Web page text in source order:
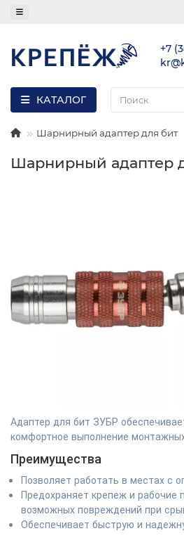
+7
КАТАЛОГ
Шарнирный адаптер для бит
Шарнирный адаптер
Адаптер для бит ЗУБР
комфортное выполнение
Преимущества
Позволяет работать в местах с
Предохраняет крепеж и рабочие
возможных повреждений при
Обеспечивает быструю и